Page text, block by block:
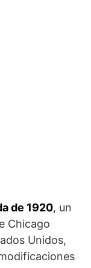
de 1920, un
Chicago
Unidos,